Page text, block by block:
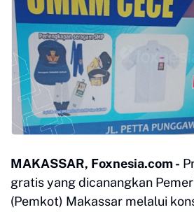
MAKASSAR, Foxnesia.com -
gratis yang dicanangkan
(Pemkot) Makassar melalui